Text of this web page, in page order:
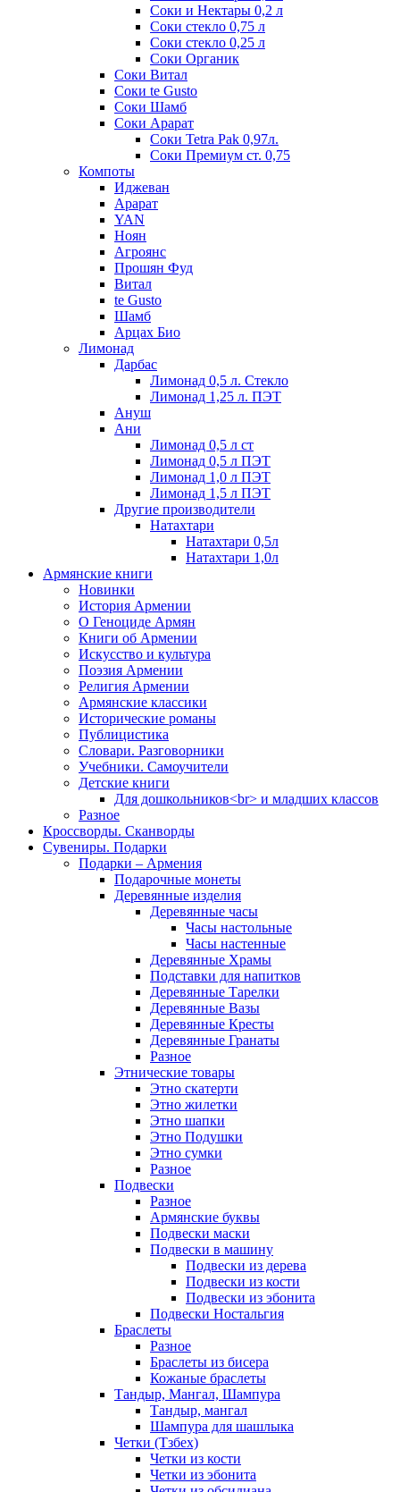
Соки и Нектары 0,2 л
Соки стекло 0,75 л
Соки стекло 0,25 л
Соки Органик
Соки Витал
Соки te Gusto
Соки Шамб
Соки Арарат
Соки Tetra Pak 0,97л.
Соки Премиум ст. 0,75
Компоты
Иджеван
Арарат
YAN
Ноян
Агроянс
Прошян Фуд
Витал
te Gusto
Шамб
Арцах Био
Лимонад
Дарбас
Лимонад 0,5 л. Стекло
Лимонад 1,25 л. ПЭТ
Ануш
Ани
Лимонад 0,5 л ст
Лимонад 0,5 л ПЭТ
Лимонад 1,0 л ПЭТ
Лимонад 1,5 л ПЭТ
Другие производители
Натахтари
Натахтари 0,5л
Натахтари 1,0л
Армянские книги
Новинки
История Армении
О Геноциде Армян
Книги об Армении
Иcкусство и культура
Поэзия Армении
Религия Армении
Армянские классики
Исторические романы
Публицистика
Словари. Разговорники
Учебники. Самоучители
Детские книги
Для дошкольников<br> и младших классов
Разное
Кроссворды. Сканворды
Сувениры. Подарки
Подарки – Армения
Подарочные монеты
Деревянные изделия
Деревянные часы
Часы настольные
Часы настенные
Деревянные Храмы
Подставки для напитков
Деревянные Тарелки
Деревянные Вазы
Деревянные Кресты
Деревянные Гранаты
Разное
Этнические товары
Этно скатерти
Этно жилетки
Этно шапки
Этно Подушки
Этно сумки
Разное
Подвески
Разное
Армянские буквы
Подвески маски
Подвески в машину
Подвески из дерева
Подвески из кости
Подвески из эбонита
Подвески Ностальгия
Браслеты
Разное
Браслеты из бисера
Кожаные браслеты
Тандыр, Мангал, Шампура
Тандыр, мангал
Шампура для шашлыка
Четки (Тзбех)
Четки из кости
Четки из эбонита